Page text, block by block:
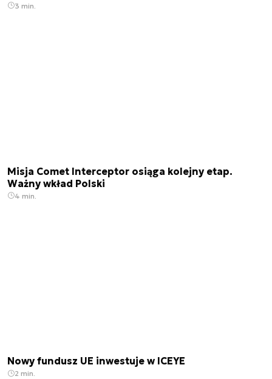
3 min.
Misja Comet Interceptor osiąga kolejny etap.
Ważny wkład Polski
4 min.
Nowy fundusz UE inwestuje w ICEYE
2 min.